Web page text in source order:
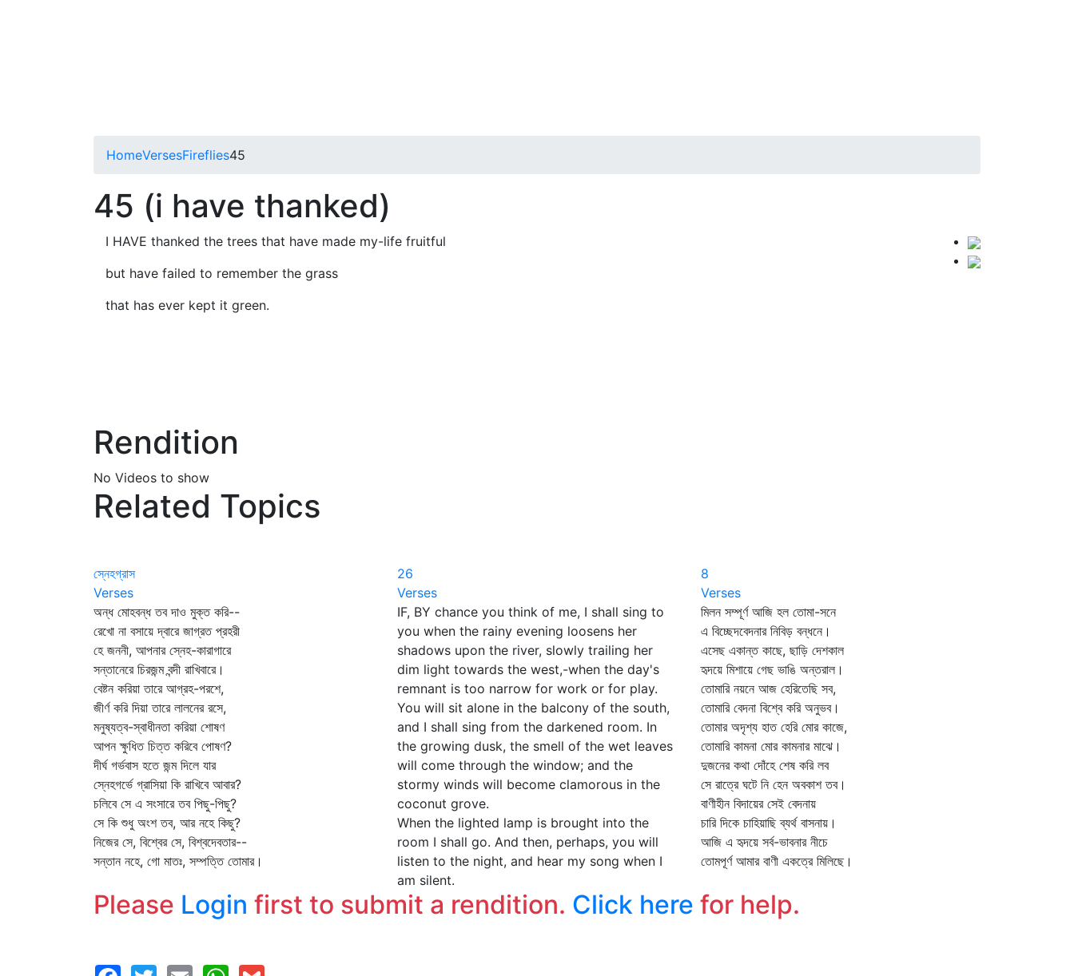
HomeVersesFireflies45
45 (i have thanked)
I HAVE thanked the trees that have made my-life fruitful
but have failed to remember the grass
that has ever kept it green.
Rendition
No Videos to show
Related Topics
স্নেহগ্রাস
Verses
অন্ধ মোহবন্ধ তব দাও মুক্ত করি--
রেখো না বসায়ে দ্বারে জাগ্রত প্রহরী
হে জননী, আপনার স্নেহ-কারাগারে
সন্তানেরে চিরজন্ম বন্দী রাখিবারে।
বেষ্টন করিয়া তারে আগ্রহ-পরশে,
জীর্ণ করি দিয়া তারে লালনের রসে,
মনুষ্যত্ব-স্বাধীনতা করিয়া শোষণ
আপন ক্ষুধিত চিত্ত করিবে পোষণ?
দীর্ঘ গর্ভবাস হতে জন্ম দিলে যার
স্নেহগর্ভে গ্রাসিয়া কি রাখিবে আবার?
চলিবে সে এ সংসারে তব পিছু-পিছু?
সে কি শুধু অংশ তব, আর নহে কিছু?
নিজের সে, বিশ্বের সে, বিশ্বদেবতার--
সন্তান নহে, গো মাতঃ, সম্পত্তি তোমার।
26
Verses
IF, BY chance you think of me, I shall sing to
you when the rainy evening loosens her
shadows upon the river, slowly trailing her
dim light towards the west,-when the day's
remnant is too narrow for work or for play.
You will sit alone in the balcony of the south,
and I shall sing from the darkened room. In
the growing dusk, the smell of the wet leaves
will come through the window; and the
stormy winds will become clamorous in the
coconut grove.
When the lighted lamp is brought into the
room I shall go. And then, perhaps, you will
listen to the night, and hear my song when I
am silent.
8
Verses
মিলন সম্পূর্ণ আজি হল তোমা-সনে
এ বিচ্ছেদবেদনার নিবিড় বন্ধনে।
এসেছ একান্ত কাছে, ছাড়ি দেশকাল
হৃদয়ে মিশায়ে গেছ ভাঙি অন্তরাল।
তোমারি নয়নে আজ হেরিতেছি সব,
তোমারি বেদনা বিশ্বে করি অনুভব।
তোমার অদৃশ্য হাত হেরি মোর কাজে,
তোমারি কামনা মোর কামনার মাঝে।
দুজনের কথা দোঁহে শেষ করি লব
সে রাত্রে ঘটে নি হেন অবকাশ তব।
বাণীহীন বিদায়ের সেই বেদনায়
চারি দিকে চাহিয়াছি ব্যর্থ বাসনায়।
আজি এ হৃদয়ে সর্ব-ভাবনার নীচে
তোমপূর্ণ আমার বাণী একত্রে মিলিছে।
Please Login first to submit a rendition. Click here for help.